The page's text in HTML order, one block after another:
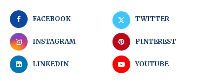
FACEBOOK TWITTER
INSTAGRAM PINTEREST
LINKEDIN YOUTUBE